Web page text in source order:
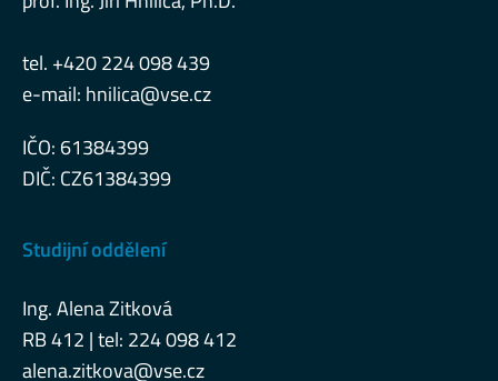
tel. +420 224 098 439
e-mail: hnilica@vse.cz
IČO: 61384399
DIČ: CZ61384399
Studijní oddělení
Ing. Alena Zitková
RB 412 | tel: 224 098 412
alena.zitkova@vse.cz